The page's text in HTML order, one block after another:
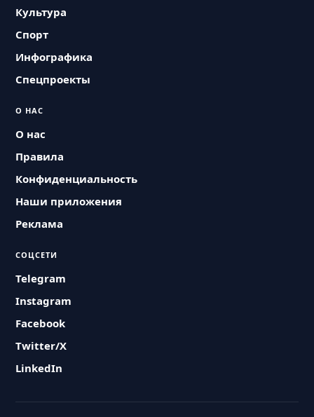
Культура
Спорт
Инфографика
Спецпроекты
О НАС
О нас
Правила
Конфиденциальность
Наши приложения
Реклама
СОЦСЕТИ
Telegram
Instagram
Facebook
Twitter/X
LinkedIn